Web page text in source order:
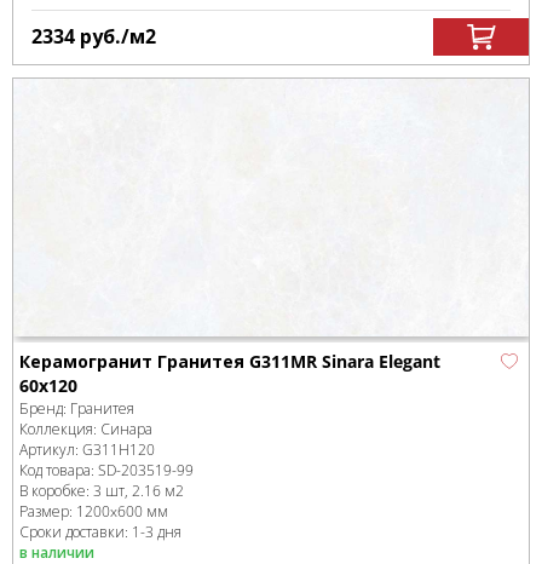
2334 руб./м2
Керамогранит Гранитея G311MR Sinara Elegant
60x120
Бренд: Гранитея
Коллекция: Синара
Артикул: G311Н120
Код товара: SD-203519-99
В коробке: 3 шт, 2.16 м2
Размер: 1200x600 мм
Сроки доставки: 1-3 дня
в наличии